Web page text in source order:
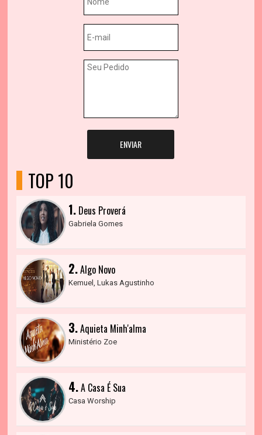
ENVIAR
TOP 10
1. Deus Proverá
Gabriela Gomes
2.Algo Novo
Kemuel, Lukas Agustinho
3.Aquieta Minh'alma
Ministério Zoe
4.A Casa É Sua
Casa Worship